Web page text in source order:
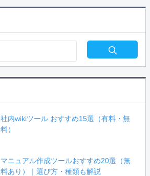
社内wikiツール おすすめ15選（有料・無
料）
マニュアル作成ツールおすすめ20選（無
料あり）｜選び方・種類も解説